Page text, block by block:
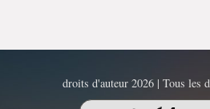
droits d'auteur 2026 | Tous les